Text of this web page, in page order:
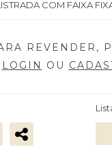
COM FAIXA
LOGIN OU